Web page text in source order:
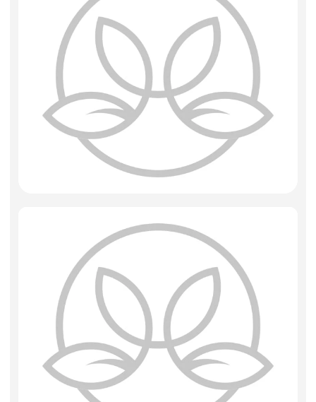
Искусственные цветы и растения
Декоративные вазы, кашпо
Игрушки мягкие
Изделия из металла